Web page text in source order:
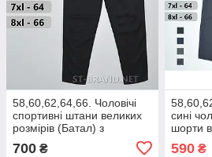
58,60,62,64,66. Чоловічі
спортивні штани великих
розмірів (Батал) з
трикотажу дайвінг - чорні
700 ₴
сині
шорти
590₴